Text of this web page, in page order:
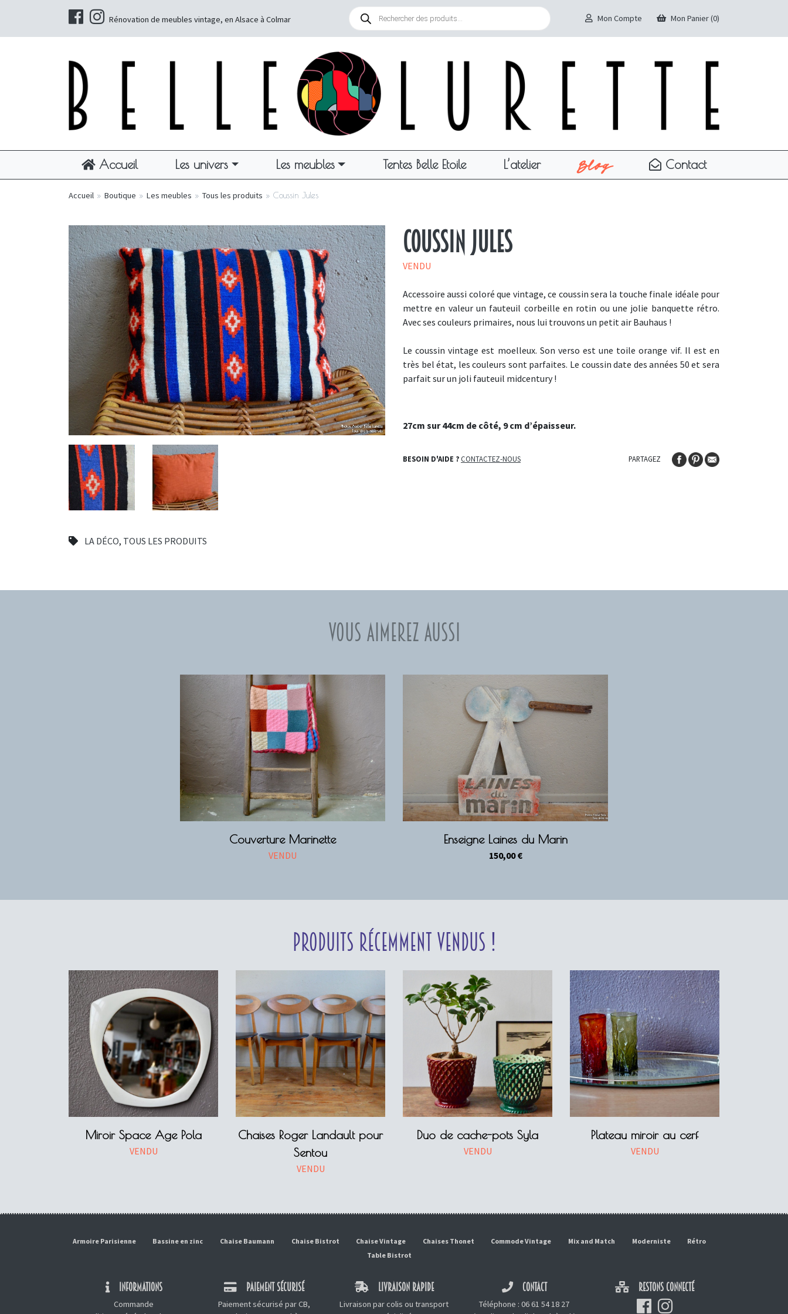
Rénovation de meubles vintage, en Alsace à Colmar
Recherche
produits
Mon Compte Mon Panier (0)
Accueil Les univers Les meubles Tentes Belle Etoile L’atelier Blog Contact
Accueil » Boutique » Les meubles » Tous les produits » Coussin Jules
LA DÉCO, TOUS LES PRODUITS
Coussin Jules
VENDU
Accessoire aussi coloré que vintage, ce coussin sera la touche finale idéale pour
mettre en valeur un fauteuil corbeille en rotin ou une jolie banquette rétro.
Avec ses couleurs primaires, nous lui trouvons un petit air Bauhaus !
Le coussin vintage est moelleux. Son verso est une toile orange vif. Il est en
très bel état, les couleurs sont parfaites. Le coussin date des années 50 et sera
parfait sur un joli fauteuil midcentury !
27cm sur 44cm de côté, 9 cm d’épaisseur.
BESOIN D'AIDE ?CONTACTEZ-NOUS PARTAGEZ
Vous aimerez aussi
Couverture Marinette
VENDU
Enseigne Laines du Marin
150,00€
Produits récemment vendus !
Miroir Space Age Pola
VENDU
Chaises Roger Landault pour
Sentou
VENDU
Duo de cache-pots Syla
VENDU
Plateau miroir au cerf
VENDU
Armoire Parisienne Bassine en zinc Chaise Baumann Chaise Bistrot Chaise Vintage Chaises Thonet Commode Vintage Mix and Match Moderniste
Rétro
Table Bistrot
INFORMATIONS
Commande
PAIEMENT SÉCURISÉ
Paiement sécurisé par CB,
LIVRAISON RAPIDE
Livraison par colis ou transport
CONTACT
Téléphone : 06 61 54 18 27
RESTONS CONNECTÉ